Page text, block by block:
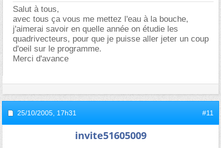
Salut à tous,
avec tous ça vous me mettez l'eau à la bouche,
j'aimerai savoir en quelle année on étudie les
quadrivecteurs, pour que je puisse aller jeter un coup
d'oeil sur le programme.
Merci d'avance
25/10/2005, 17h31 #11
invite51605009